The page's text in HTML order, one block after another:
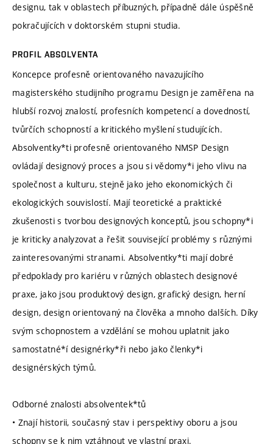
designu, tak v oblastech příbuzných, případně dále úspěšně
pokračujících v doktorském stupni studia.
PROFIL ABSOLVENTA
Koncepce profesně orientovaného navazujícího
magisterského studijního programu Design je zaměřena na
hlubší rozvoj znalostí, profesních kompetencí a dovedností,
tvůrčích schopností a kritického myšlení studujících.
Absolventky*ti profesně orientovaného NMSP Design
ovládají designový proces a jsou si vědomy*i jeho vlivu na
společnost a kulturu, stejně jako jeho ekonomických či
ekologických souvislostí. Mají teoretické a praktické
zkušenosti s tvorbou designových konceptů, jsou schopny*i
je kriticky analyzovat a řešit související problémy s různými
zainteresovanými stranami. Absolventky*ti mají dobré
předpoklady pro kariéru v různých oblastech designové
praxe, jako jsou produktový design, grafický design, herní
design, design orientovaný na člověka a mnoho dalších. Díky
svým schopnostem a vzdělání se mohou uplatnit jako
samostatné*í designérky*ři nebo jako členky*i
designérských týmů.
Odborné znalosti absolventek*tů
• Znají historii, současný stav i perspektivy oboru a jsou
schopny se k nim vztáhnout ve vlastní praxi.